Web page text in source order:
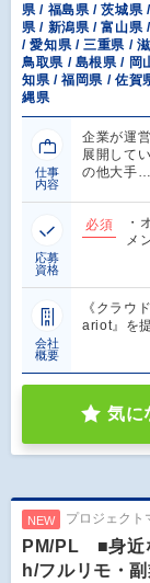
県 / 福島県 / 茨城県
県 / 新潟県 / 富山県
/ 愛知県 / 三重県 /
鳥取県 / 島根県 / 岡
知県 / 福岡県 / 佐賀
縄県
仕事
内容
企業が運
展開して
の他大手…
応募
資格
必須
・
メ
会社
概要
《クラウ
ariot』を
気に
NEW プロジェクト
PM/PL ■身近
h/フルリモ・